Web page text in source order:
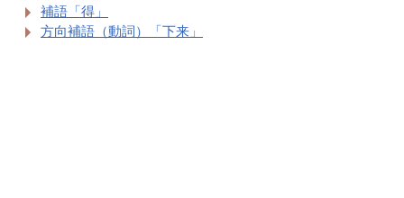
補語「得」
方向補語（動詞）「下来」